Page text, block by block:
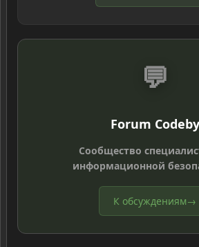
💬
Forum Codeby
Сообщество
информационной
К обсуждениям→